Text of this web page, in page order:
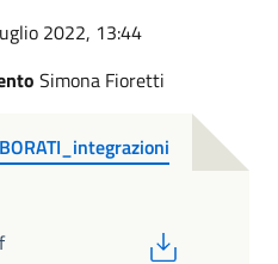
2022, 13:44
Simona Fioretti